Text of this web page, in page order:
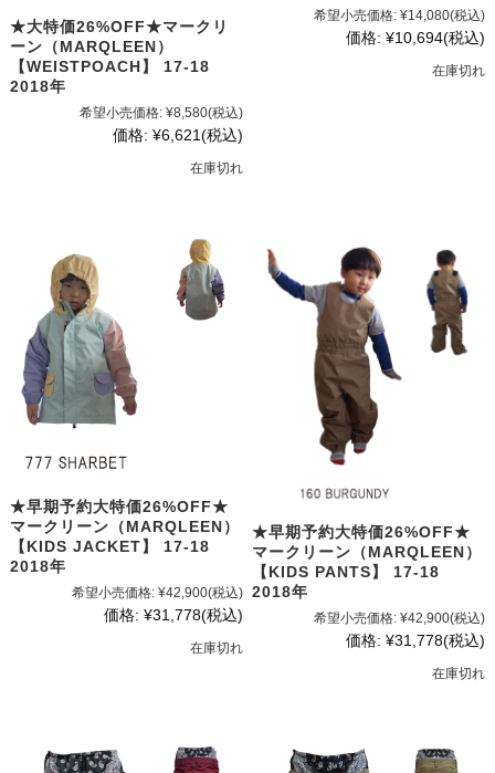
★大特価26%OFF★マークリ
ーン（MARQLEEN）
【WEISTPOACH】 17-18
2018年
希望小売価格: ¥8,580(税込)
価格: ¥6,621(税込)
在庫切れ
希望小売価格: ¥14,080(税込)
価格: ¥10,694(税込)
在庫切れ
★早期予約大特価26%OFF★
マークリーン（MARQLEEN）
【KIDS JACKET】 17-18
2018年
希望小売価格: ¥42,900(税込)
価格: ¥31,778(税込)
在庫切れ
★早期予約大特価26%OFF★
マークリーン（MARQLEEN）
【KIDS PANTS】 17-18
2018年
希望小売価格: ¥42,900(税込)
価格: ¥31,778(税込)
在庫切れ